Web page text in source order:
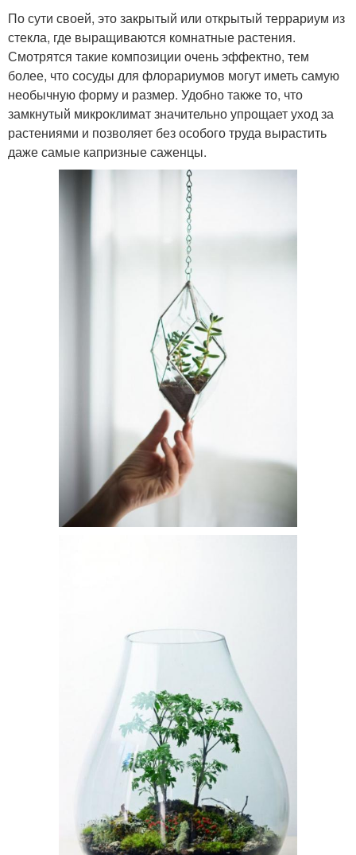
По сути своей, это закрытый или открытый террариум из
стекла, где выращиваются комнатные растения.
Смотрятся такие композиции очень эффектно, тем
более, что сосуды для флорариумов могут иметь самую
необычную форму и размер. Удобно также то, что
замкнутый микроклимат значительно упрощает уход за
растениями и позволяет без особого труда вырастить
даже самые капризные саженцы.